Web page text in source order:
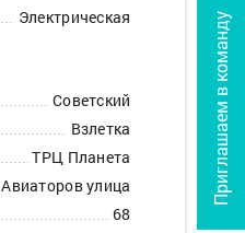
Приглашаем в команду
Электрическая
Советский
Взлетка
ТРЦ Планета
Авиаторов улица
68